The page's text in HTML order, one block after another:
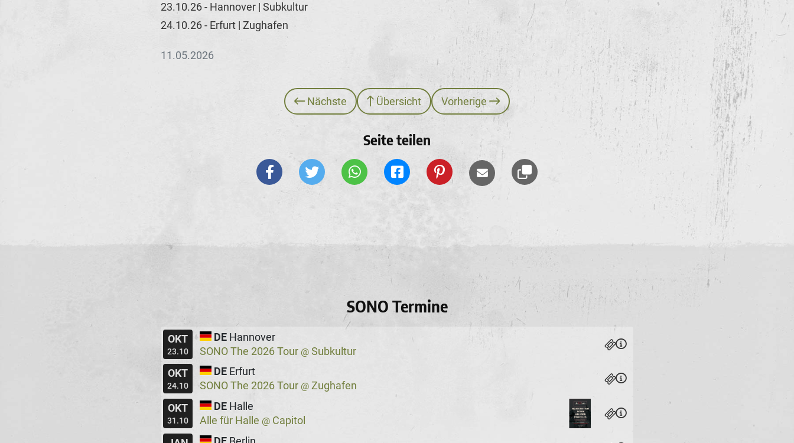
23.10.26 - Hannover | Subkultur
24.10.26 - Erfurt | Zughafen
11.05.2026
Nächste Übersicht Vorherige
Seite teilen
SONO Termine
OKT
23.10
DE Hannover
SONO The 2026 Tour @ Subkultur
OKT
24.10
DE Erfurt
SONO The 2026 Tour @ Zughafen
OKT
31.10
DE Halle
Alle für Halle @ Capitol